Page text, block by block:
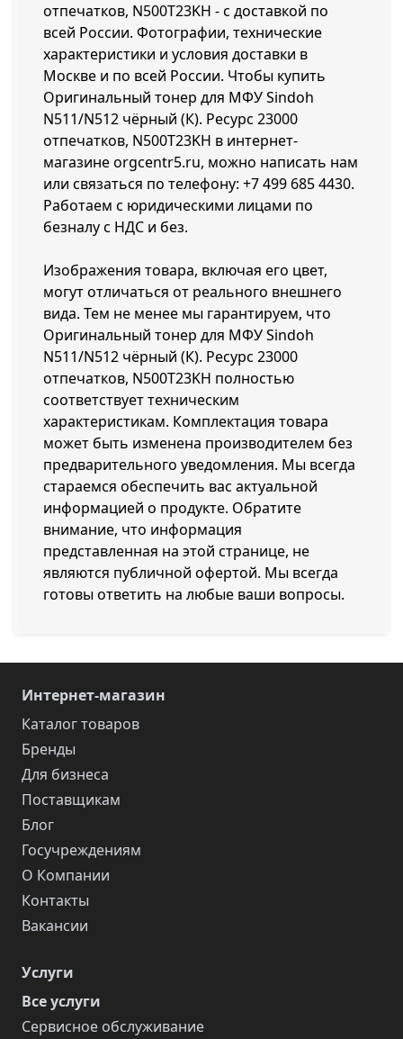
отпечатков, N500T23KH - с доставкой по
всей России. Фотографии, технические
характеристики и условия доставки в
Москве и по всей России. Чтобы купить
Оригинальный тонер для МФУ Sindoh
N511/N512 чёрный (К). Ресурс 23000
отпечатков, N500T23KH в интернет-
магазине orgcentr5.ru, можно написать нам
или связаться по телефону: +7 499 685 4430.
Работаем с юридическими лицами по
безналу с НДС и без.
Изображения товара, включая его цвет,
могут отличаться от реального внешнего
вида. Тем не менее мы гарантируем, что
Оригинальный тонер для МФУ Sindoh
N511/N512 чёрный (К). Ресурс 23000
отпечатков, N500T23KH полностью
соответствует техническим
характеристикам. Комплектация товара
может быть изменена производителем без
предварительного уведомления. Мы всегда
стараемся обеспечить вас актуальной
информацией о продукте. Обратите
внимание, что информация
представленная на этой странице, не
являются публичной офертой. Мы всегда
готовы ответить на любые ваши вопросы.
Интернет-магазин
Каталог товаров
Бренды
Для бизнеса
Поставщикам
Блог
Госучреждениям
О Компании
Контакты
Вакансии
Услуги
Все услуги
Сервисное обслуживание